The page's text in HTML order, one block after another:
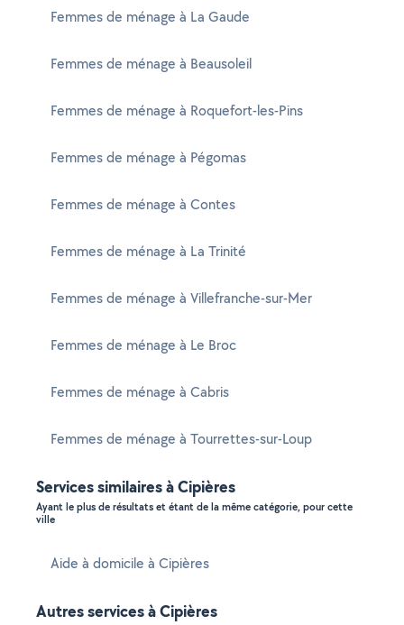
Femmes de ménage à La Gaude
Femmes de ménage à Beausoleil
Femmes de ménage à Roquefort-les-Pins
Femmes de ménage à Pégomas
Femmes de ménage à Contes
Femmes de ménage à La Trinité
Femmes de ménage à Villefranche-sur-Mer
Femmes de ménage à Le Broc
Femmes de ménage à Cabris
Femmes de ménage à Tourrettes-sur-Loup
Services similaires à Cipières
Ayant le plus de résultats et étant de la même catégorie, pour cette
ville
Aide à domicile à Cipières
Autres services à Cipières